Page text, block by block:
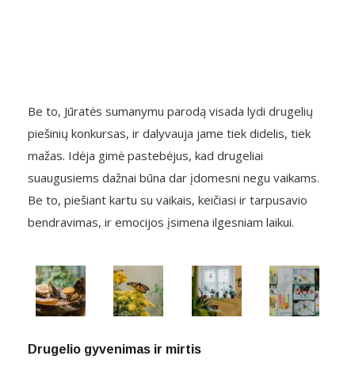
Be to, Jūratės sumanymu parodą visada lydi drugelių
piešinių konkursas, ir dalyvauja jame tiek didelis, tiek
mažas. Idėja gimė pastebėjus, kad drugeliai
suaugusiems dažnai būna dar įdomesni negu vaikams.
Be to, piešiant kartu su vaikais, keičiasi ir tarpusavio
bendravimas, ir emocijos įsimena ilgesniam laikui.
Drugelio gyvenimas ir mirtis